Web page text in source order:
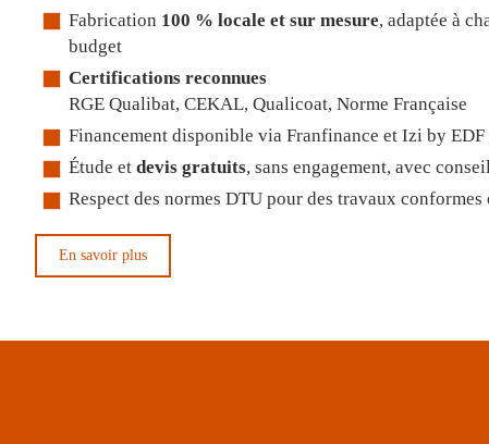
Fabrication 100 % locale et sur mesure, adaptée à
budget
Certifications reconnues
RGE Qualibat, CEKAL, Qualicoat, Norme Française
Financement disponible via Franfinance et Izi by
Étude et devis gratuits, sans engagement, avec
Respect des normes DTU pour des travaux conformes
En savoir plus